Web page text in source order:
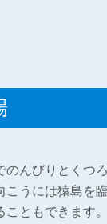
のんびりとくつ
こうには猿島を
ともできます。